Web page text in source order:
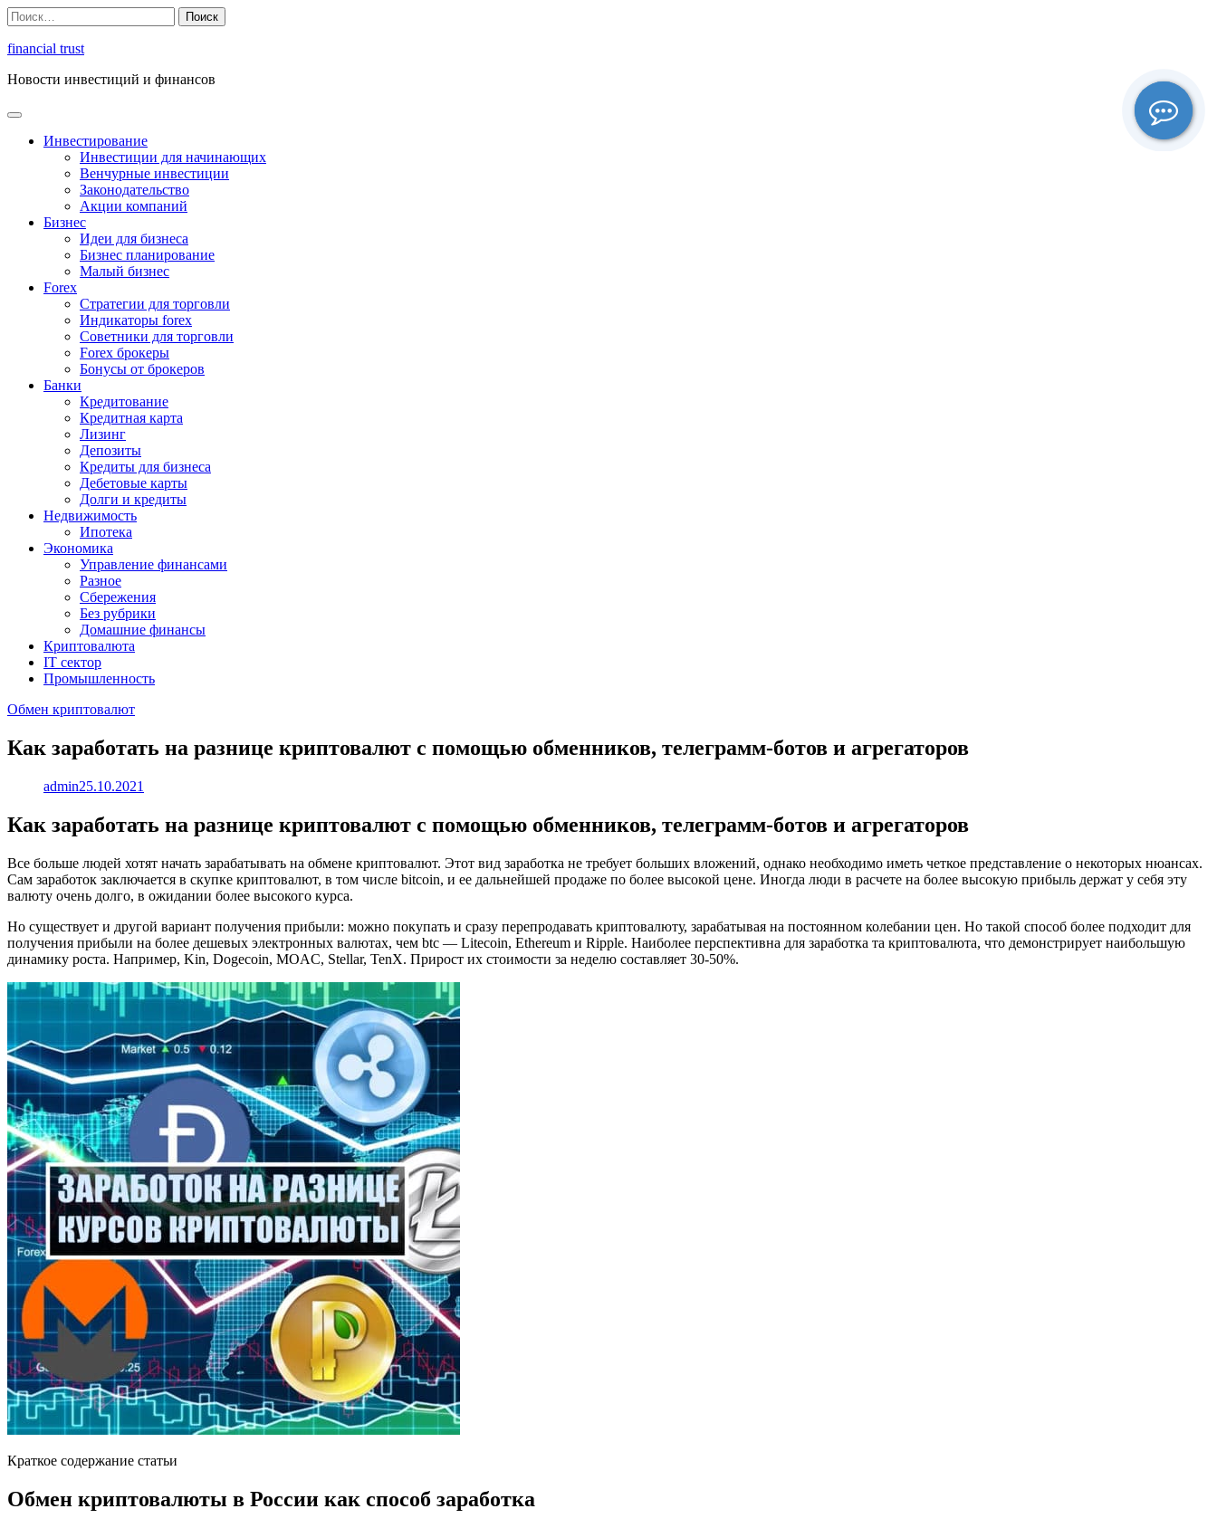
Перейти
к
содержимому
Найти:
financial trust
Новости инвестиций и финансов
Инвестирование
Инвестиции для начинающих
Венчурные инвестиции
Законодательство
Акции компаний
Бизнес
Идеи для бизнеса
Бизнес планирование
Малый бизнес
Forex
Стратегии для торговли
Индикаторы forex
Советники для торговли
Forex брокеры
Бонусы от брокеров
Банки
Кредитование
Кредитная карта
Лизинг
Депозиты
Кредиты для бизнеса
Дебетовые карты
Долги и кредиты
Недвижимость
Ипотека
Экономика
Управление финансами
Разное
Сбережения
Без рубрики
Домашние финансы
Криптовалюта
IT сектор
Промышленность
Обмен криптовалют
Как заработать на разнице криптовалют с помощью обменников, телеграмм-ботов и агрегаторов
admin25.10.2021
Как заработать на разнице криптовалют с помощью обменников, телеграмм-ботов и агрегаторов
Все больше людей хотят начать зарабатывать на обмене криптовалют. Этот вид заработка не требует больших вложений, однако необходимо иметь четкое представление о некоторых нюансах.
Сам заработок заключается в скупке криптовалют, в том числе bitcoin, и ее дальнейшей продаже по более высокой цене. Иногда люди в расчете на более высокую прибыль держат у себя эту
валюту очень долго, в ожидании более высокого курса.
Но существует и другой вариант получения прибыли: можно покупать и сразу перепродавать криптовалюту, зарабатывая на постоянном колебании цен. Но такой способ более подходит для
получения прибыли на более дешевых электронных валютах, чем btc — Litecoin, Ethereum и Ripple. Наиболее перспективна для заработка та криптовалюта, что демонстрирует наибольшую
динамику роста. Например, Kin, Dogecoin, MOAC, Stellar, TenX. Прирост их стоимости за неделю составляет 30-50%.
Краткое содержание статьи
Обмен криптовалюты в России как способ заработка